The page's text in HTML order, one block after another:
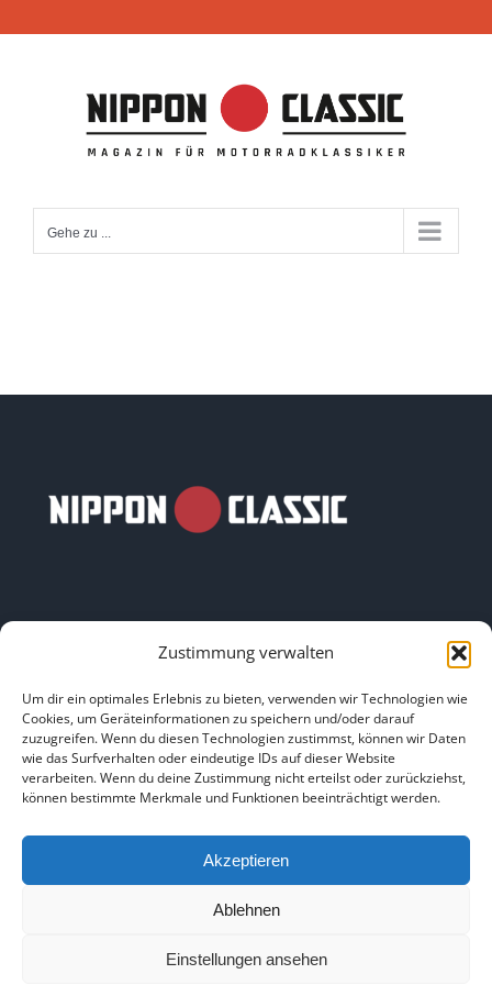
Zustimmung verwalten
Um dir ein optimales Erlebnis zu bieten, verwenden wir Technologien wie
Cookies, um Geräteinformationen zu speichern und/oder darauf
zuzugreifen. Wenn du diesen Technologien zustimmst, können wir Daten
wie das Surfverhalten oder eindeutige IDs auf dieser Website
verarbeiten. Wenn du deine Zustimmung nicht erteilst oder zurückziehst,
können bestimmte Merkmale und Funktionen beeinträchtigt werden.
Akzeptieren
Ablehnen
Einstellungen ansehen
Inhalt
Gehe zu ...
HOME|ÜBER UNS|IMPRESSUM |DATENSCHUTZ
BILDNACHWEISE
Copyright 2025